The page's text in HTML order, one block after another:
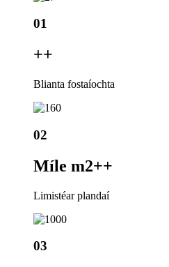
01
++
Blianta fostaíochta
02
Míle m2++
Limistéar plandaí
03